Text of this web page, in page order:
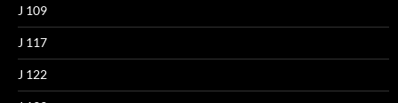
J 109
J 117
J 122